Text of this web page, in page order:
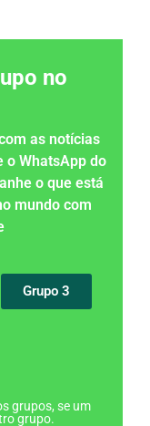
no
as notícias
o WhatsApp do
o que está
mundo com
Grupo 3
grupos, se um
grupo.